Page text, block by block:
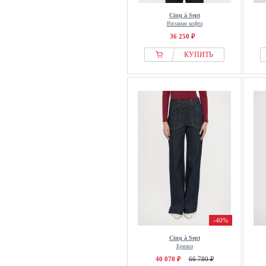
Cinq à Sept
Вязаная кофта
36 250 ₽
КУПИТЬ
-40%
Cinq à Sept
Брюки
40 070 ₽ 66 780 ₽